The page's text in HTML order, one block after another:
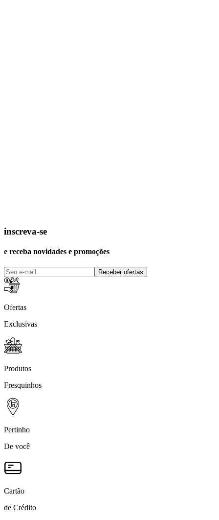
inscreva-se
e receba novidades e promoções
Receber ofertas
Ofertas
Exclusivas
Produtos
Fresquinhos
Pertinho
De você
Cartão
de Crédito